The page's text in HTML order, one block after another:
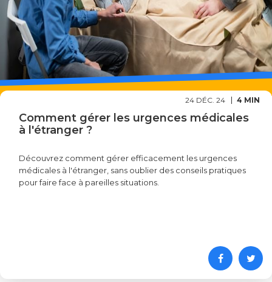
24 DÉC. 24 4 MIN
Comment gérer les urgences médicales
à l'étranger ?
Découvrez comment gérer efficacement les urgences
médicales à l'étranger, sans oublier des conseils pratiques
pour faire face à pareilles situations.